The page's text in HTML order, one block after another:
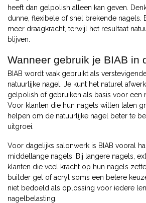
heeft dan gelpolish alleen kan geven.
dunne, flexibele of snel brekende nagels.
meer draagkracht, terwijl het resultaat
blijven.
Wanneer gebruik je BIAB in
BIAB wordt vaak gebruikt als
natuurlijke nagel. Je kunt het naturel
gelpolish of gebruiken als basis voor een
Voor klanten die hun nagels willen laten
helpen om de natuurlijke nagel beter te
uitgroei.
Voor dagelijks salonwerk is BIAB vooral
middellange nagels. Bij langere nagels,
klanten die veel kracht op hun nagels
builder gel of acryl soms een betere
niet bedoeld als oplossing voor iedere
nagelbelasting.